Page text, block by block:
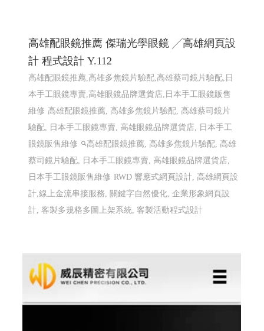
高雄配眼鏡推薦 傑瑞光學眼鏡 ╱高雄網頁設
計 程式設計 Y.112
高雄配眼鏡推薦,高雄多焦鏡片驗配,高雄蔡司鏡片驗配,日
本手工眼鏡專賣,高雄眼鏡品牌選貨店,日本手工眼鏡販售
維修 高雄配眼鏡推薦, 高雄多焦鏡片驗配, 高雄蔡司鏡片
驗配, 日本手工眼鏡專賣, 高雄眼鏡品牌選貨店, 日本手工
眼鏡販售維修
高雄配眼鏡推薦, 高雄多焦鏡片驗配, 高雄
蔡司鏡片驗配, 日本手工眼鏡專賣, 高雄眼鏡品牌選貨店,
日本手工眼鏡販售維修 RWD 響應式網頁設計, 高雄網頁設
計,線上金流串接服務, 關鍵字自然優化, 企業形象網頁設
計, 客製多規格多圖上架系統, 客製活動程式設計